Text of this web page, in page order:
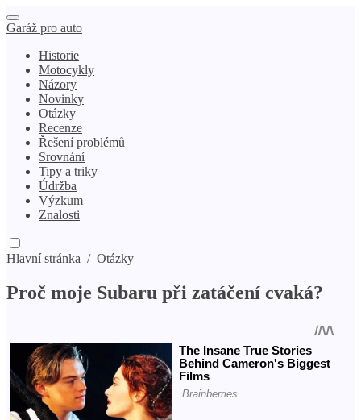
Garáž pro auto
Historie
Motocykly
Názory
Novinky
Otázky
Recenze
Řešení problémů
Srovnání
Tipy a triky
Údržba
Výzkum
Znalosti
Hlavní stránka / Otázky
Proč moje Subaru při zatáčení cvaká?